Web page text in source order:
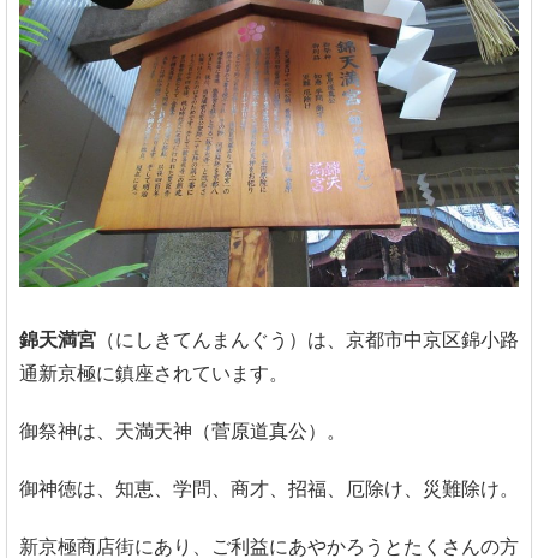
錦天満宮 （にしきてんまんぐう）は、京都市中京区錦小路
通新京極に鎮座されています。
御祭神は、天満天神（菅原道真公）。
御神徳は、知恵、学問、商才、招福、厄除け、災難除け。
新京極商店街にあり、ご利益にあやかろうとたくさんの方